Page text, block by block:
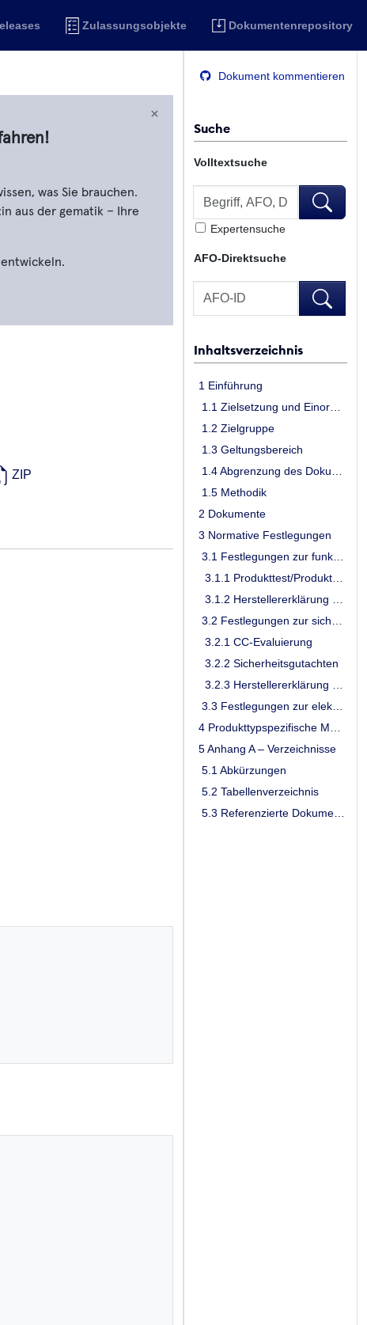
Zulassungsobjekte Dokumentenrepository
Dokument kommentieren
Suche
Volltextsuche
Expertensuche
AFO-Direktsuche
AFO-
Inhaltsverzeichnis
1 Einführung
1.2 Zielgruppe
1.3 Geltungsbereich
1.5 Methodik
2 Dokumente
3 Normative Festlegungen
3.2.1 CC-Evaluierung
3.2.2 Sicherheitsgutachten
5 Anhang A – Verzeichnisse
5.1 Abkürzungen
5.2 Tabellenverzeichnis
×
was Sie brauchen.
aus der gematik – Ihre
ZIP